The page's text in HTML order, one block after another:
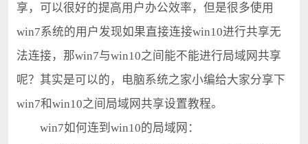
享，可以很好的提高用户办公效率，但是很多使用
win7系统的用户发现如果直接连接win10进行共享无
法连接，那win7与win10之间能不能进行局域网共享
呢？其实是可以的，电脑系统之家小编给大家分享下
win7和win10之间局域网共享设置教程。
win7如何连到win10的局域网：